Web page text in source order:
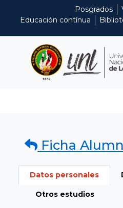
Posgrados
Educación contínua
Ficha
Datos personales
Otros estudios